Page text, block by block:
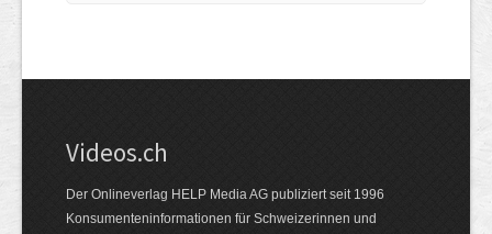
Videos.ch
Der Onlineverlag HELP Media AG publiziert seit 1996
Konsumenten­informationen für Schweizerinnen und